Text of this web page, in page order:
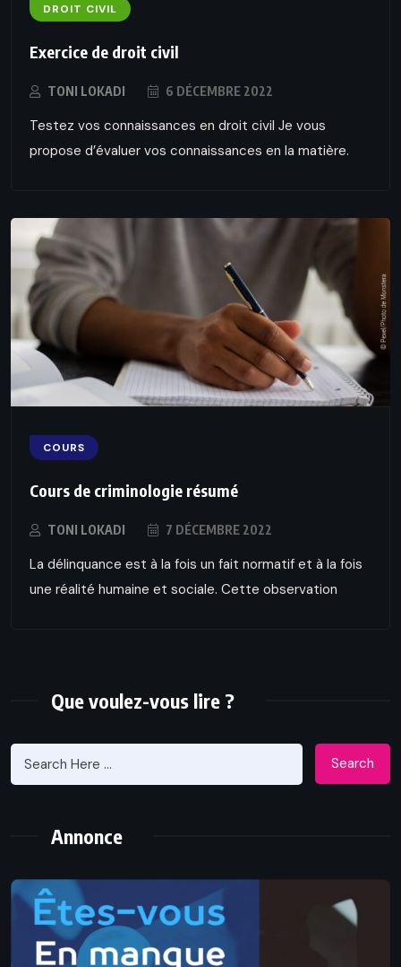
DROIT CIVIL
Exercice de droit civil
TONI LOKADI 6 DÉCEMBRE 2022
Testez vos connaissances en droit civil Je vous
propose d’évaluer vos connaissances en la matière.
COURS
Cours de criminologie résumé
TONI LOKADI 7 DÉCEMBRE 2022
La délinquance est à la fois un fait normatif et à la fois
une réalité humaine et sociale. Cette observation
Que voulez-vous lire ?
Search
Annonce